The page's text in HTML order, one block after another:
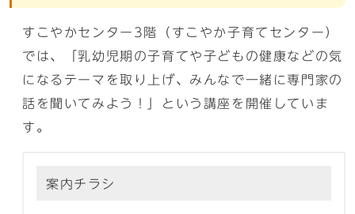
すこやかセンター3階（すこやか子育てセンター）
では、「乳幼児期の子育てや子どもの健康などの気
になるテーマを取り上げ、みんなで一緒に専門家の
話を聞いてみよう！」という講座を開催していま
す。
案内チラシ